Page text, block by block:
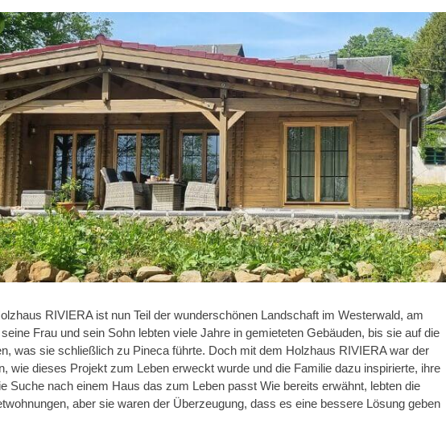
RIVIERA ist nun Teil der wunderschönen Landschaft im Westerwald, am
Frau und sein Sohn lebten viele Jahre in gemieteten Gebäuden, bis sie auf die
was sie schließlich zu Pineca führte. Doch mit dem Holzhaus RIVIERA war der
wie dieses Projekt zum Leben erweckt wurde und die Familie dazu inspirierte, ihre
Suche nach einem Haus das zum Leben passt Wie bereits erwähnt, lebten die
aber sie waren der Überzeugung, dass es eine bessere Lösung geben